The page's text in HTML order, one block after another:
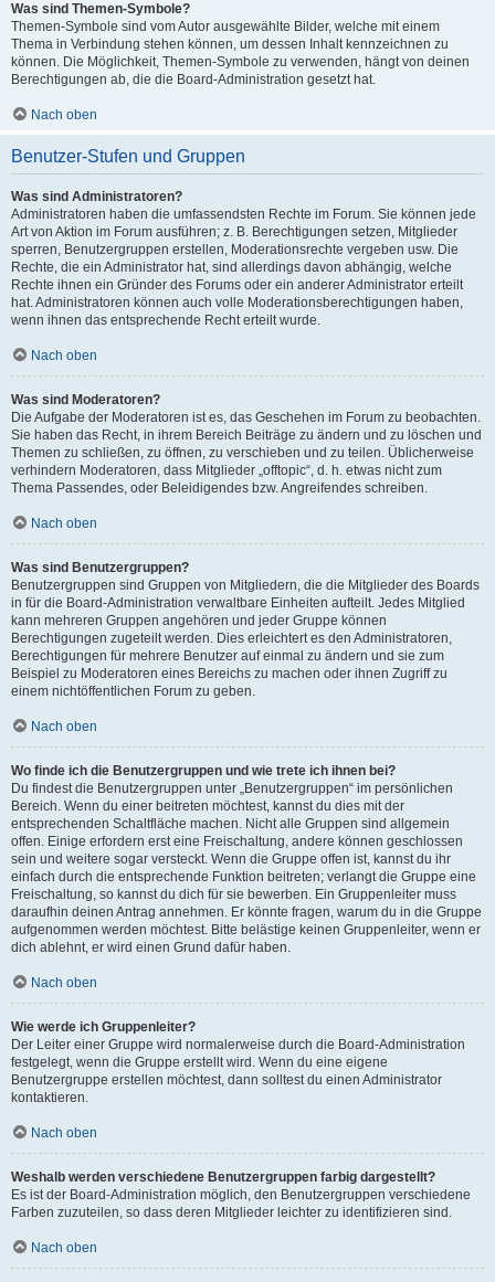
Was sind Themen-Symbole?
Themen-Symbole sind vom Autor ausgewählte Bilder, welche mit einem
Thema in Verbindung stehen können, um dessen Inhalt kennzeichnen zu
können. Die Möglichkeit, Themen-Symbole zu verwenden, hängt von deinen
Berechtigungen ab, die die Board-Administration gesetzt hat.
Nach oben
Benutzer-Stufen und Gruppen
Was sind Administratoren?
Administratoren haben die umfassendsten Rechte im Forum. Sie können jede
Art von Aktion im Forum ausführen; z. B. Berechtigungen setzen, Mitglieder
sperren, Benutzergruppen erstellen, Moderationsrechte vergeben usw. Die
Rechte, die ein Administrator hat, sind allerdings davon abhängig, welche
Rechte ihnen ein Gründer des Forums oder ein anderer Administrator erteilt
hat. Administratoren können auch volle Moderationsberechtigungen haben,
wenn ihnen das entsprechende Recht erteilt wurde.
Nach oben
Was sind Moderatoren?
Die Aufgabe der Moderatoren ist es, das Geschehen im Forum zu beobachten.
Sie haben das Recht, in ihrem Bereich Beiträge zu ändern und zu löschen und
Themen zu schließen, zu öffnen, zu verschieben und zu teilen. Üblicherweise
verhindern Moderatoren, dass Mitglieder „offtopic“, d. h. etwas nicht zum
Thema Passendes, oder Beleidigendes bzw. Angreifendes schreiben.
Nach oben
Was sind Benutzergruppen?
Benutzergruppen sind Gruppen von Mitgliedern, die die Mitglieder des Boards
in für die Board-Administration verwaltbare Einheiten aufteilt. Jedes Mitglied
kann mehreren Gruppen angehören und jeder Gruppe können
Berechtigungen zugeteilt werden. Dies erleichtert es den Administratoren,
Berechtigungen für mehrere Benutzer auf einmal zu ändern und sie zum
Beispiel zu Moderatoren eines Bereichs zu machen oder ihnen Zugriff zu
einem nichtöffentlichen Forum zu geben.
Nach oben
Wo finde ich die Benutzergruppen und wie trete ich ihnen bei?
Du findest die Benutzergruppen unter „Benutzergruppen“ im persönlichen
Bereich. Wenn du einer beitreten möchtest, kannst du dies mit der
entsprechenden Schaltfläche machen. Nicht alle Gruppen sind allgemein
offen. Einige erfordern erst eine Freischaltung, andere können geschlossen
sein und weitere sogar versteckt. Wenn die Gruppe offen ist, kannst du ihr
einfach durch die entsprechende Funktion beitreten; verlangt die Gruppe eine
Freischaltung, so kannst du dich für sie bewerben. Ein Gruppenleiter muss
daraufhin deinen Antrag annehmen. Er könnte fragen, warum du in die Gruppe
aufgenommen werden möchtest. Bitte belästige keinen Gruppenleiter, wenn er
dich ablehnt, er wird einen Grund dafür haben.
Nach oben
Wie werde ich Gruppenleiter?
Der Leiter einer Gruppe wird normalerweise durch die Board-Administration
festgelegt, wenn die Gruppe erstellt wird. Wenn du eine eigene
Benutzergruppe erstellen möchtest, dann solltest du einen Administrator
kontaktieren.
Nach oben
Weshalb werden verschiedene Benutzergruppen farbig dargestellt?
Es ist der Board-Administration möglich, den Benutzergruppen verschiedene
Farben zuzuteilen, so dass deren Mitglieder leichter zu identifizieren sind.
Nach oben